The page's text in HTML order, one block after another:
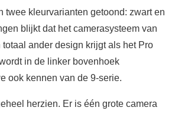
twee kleurvarianten getoond: zwart en
blijkt dat het camerasysteem van
ander design krijgt als het Pro
in de linker bovenhoek
ook kennen van de 9-serie.
herzien. Er is één grote camera